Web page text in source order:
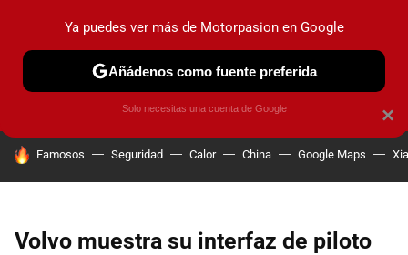
PRUEBAS COCHES ELÉCTRICOS OBSERVATORIO
HOY SE HABLA DE
Famosos Seguridad Calor China Google Maps
Volvo muestra su interfaz de piloto
×
Ya puedes ver más de Motorpasion en Google
Añádenos como fuente preferida
Solo necesitas una cuenta de Google